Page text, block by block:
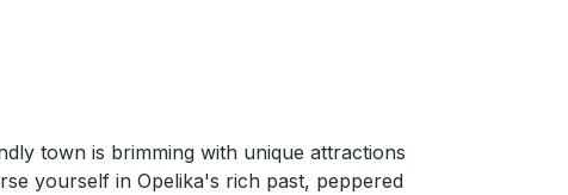
town is brimming with unique attractions
yourself in Opelika's rich past, peppered